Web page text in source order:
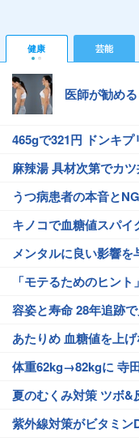
健康 芸能
医師が勧め
465gで321円 ドンキプ
麻辣湯 具材次第でカ
うつ病患者の本音と
キノコで血糖値スパイ
メンタルに良い影響を
「モテるためのヒン
容姿と寿命 28年追跡
あたりめ 血糖値を上
体重62kg→82kgに 寺
夏のむくみ対策 ツボ&
紫外線対策がビタミン